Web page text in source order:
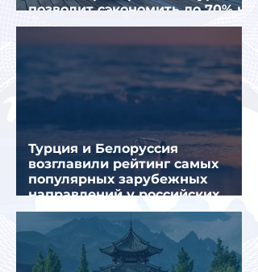
позволит сэкономить до 70% на
летнем отдыхе — АТОР
Турция и Белоруссия
возглавили рейтинг самых
популярных зарубежных
направлений у российских
туристов летом